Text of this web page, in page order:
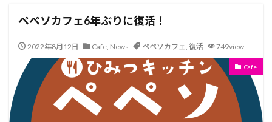
ペペソカフェ6年ぶりに復活！
2022年8月12日 Cafe, News ペペソカフェ, 復活 749view
Cafe